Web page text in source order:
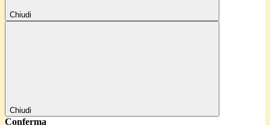
Chiudi
Chiudi
Conferma